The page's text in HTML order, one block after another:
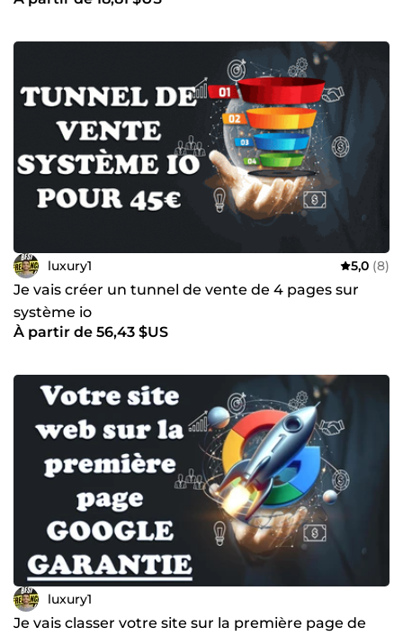
luxury1 5,0 (8)
Je vais créer un tunnel de vente de 4 pages sur
système io
À partir de 56,43 $US
luxury1
Je vais classer votre site sur la première page de